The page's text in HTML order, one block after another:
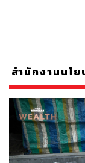
สำนักงานนโ